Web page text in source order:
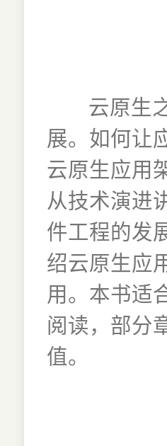
云原生
展。如何让
云原生应用
从技术演进
件工程的发
绍云原生应
用。本书适
阅读，部分
值。